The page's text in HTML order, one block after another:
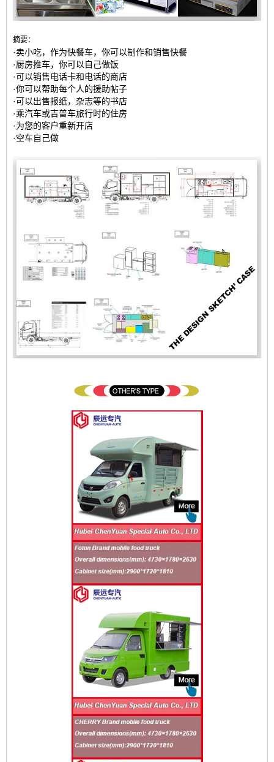
摘要：
·卖小吃，作为快餐车，你可以制作和销售快餐
·厨房推车，你可以自己做饭
·可以销售电话卡和电话的商店
·你可以帮助每个人的援助帖子
·可以出售报纸，杂志等的书店
·乘汽车或吉普车旅行时的住房
·为您的客户重新开店
·空车自己做